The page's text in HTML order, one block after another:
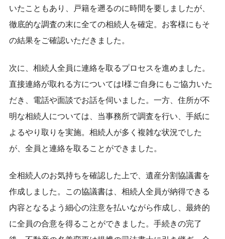
いたこともあり、戸籍を遡るのに時間を要しましたが、
徹底的な調査の末に全ての相続人を確定。お客様にもそ
の結果をご確認いただきました。
次に、相続人全員に連絡を取るプロセスを進めました。
直接連絡が取れる方についてはI様ご自身にもご協力いた
だき、電話や面談でお話を伺いました。一方、住所が不
明な相続人については、当事務所で調査を行い、手紙に
よるやり取りを実施。相続人が多く複雑な状況でした
が、全員と連絡を取ることができました。
全相続人のお気持ちを確認した上で、遺産分割協議書を
作成しました。この協議書は、相続人全員が納得できる
内容となるよう細心の注意を払いながら作成し、最終的
に全員の合意を得ることができました。手続きの完了